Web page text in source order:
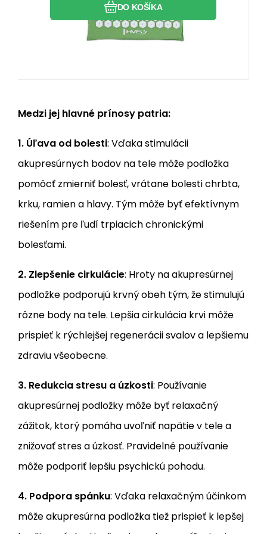
DO KOŠÍKA
Medzi jej hlavné prínosy patria:
1. Úľava od bolesti: Vďaka stimulácii
akupresúrnych bodov na tele môže podložka
pomôcť zmierniť bolesť, vrátane bolesti chrbta,
krku, ramien a hlavy. Tým môže byť efektívnym
riešením pre ľudí trpiacich chronickými
bolesťami.
2. Zlepšenie cirkulácie: Hroty na akupresúrnej
podložke podporujú krvný obeh tým, že stimulujú
rôzne body na tele. Lepšia cirkulácia krvi môže
prispieť k rýchlejšej regenerácii svalov a lepšiemu
zdraviu všeobecne.
3. Redukcia stresu a úzkosti: Používanie
akupresúrnej podložky môže byť relaxačný
zážitok, ktorý pomáha uvoľniť napätie v tele a
znižovať stres a úzkosť. Pravidelné používanie
môže podporiť lepšiu psychickú pohodu.
4. Podpora spánku: Vďaka relaxačným účinkom
môže akupresúrna podložka tiež prispieť k lepšej